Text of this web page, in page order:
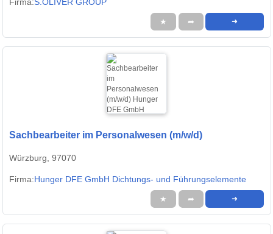
★ ➦ ➜
Sachbearbeiter im Personalwesen (m/w/d)
Würzburg, 97070
Firma:Hunger DFE GmbH Dichtungs- und Führungselemente
★ ➦ ➜